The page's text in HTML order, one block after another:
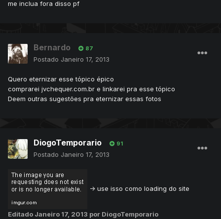
me inclua fora disso pf
Bernardo 87
Postado Janeiro 17, 2013
Quero eternizar esse tópico épico
comprarei jvchequer.com.br e linkarei pra esse tópico
Deem outras sugestões pra eternizar essas fotos
DiogoTemporario 91
Postado Janeiro 17, 2013
-> use isso como loading do site
Editado Janeiro 17, 2013 por DiogoTemporario